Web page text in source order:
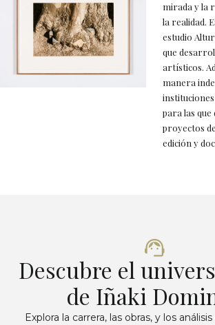
mirada y la
la realidad.
estudio
que
artísticos.
manera
instituciones
para las
proyectos
edición y
Descubre el
de Iñaki
Explora la carrera, las obras, y los